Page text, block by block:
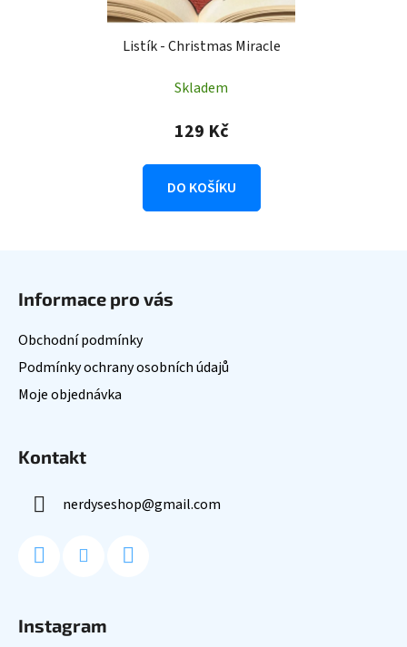
Listík - Christmas Miracle
Skladem
129 Kč
DO KOŠÍKU
Informace pro vás
Obchodní podmínky
Podmínky ochrany osobních údajů
Moje objednávka
Kontakt
nerdyseshop@gmail.com
Instagram